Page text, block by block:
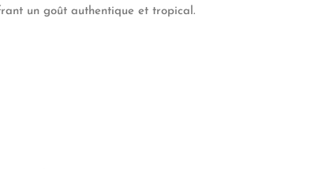
un goût authentique et tropical.